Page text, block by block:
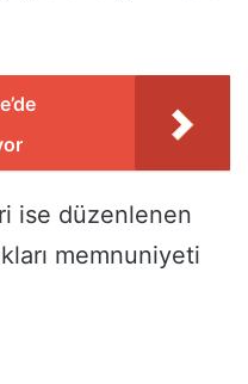
ise düzenlenen
memnuniyeti